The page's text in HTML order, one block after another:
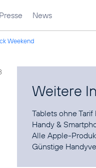
Presse News
Weekend
Weitere
Tablets ohne Tarif
Handy &
Alle Apple-
Günstige